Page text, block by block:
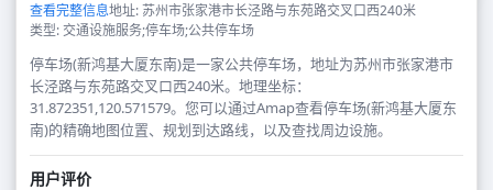
查看完整信息地址: 苏州市张家港市长泾路与东苑路交叉口西240米
类型: 交通设施服务;停车场;公共停车场
停车场(新鸿基大厦东南)是一家公共停车场，地址为苏州市张家港市
长泾路与东苑路交叉口西240米。地理坐标：
31.872351,120.571579。您可以通过Amap查看停车场(新鸿基大厦东
南)的精确地图位置、规划到达路线，以及查找周边设施。
用户评价